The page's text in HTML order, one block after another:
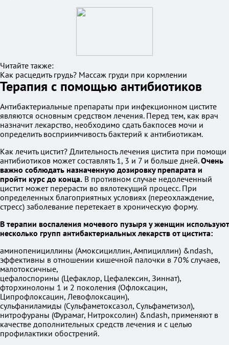
Читайте также:
Как расцедить грудь? Массаж груди при кормлении
Терапия с помощью антибиотиков
Антибактериальные препараты при инфекционном цистите
являются основным средством лечения. Перед тем, как врач
назначит лекарство, необходимо сдать бакпосев мочи и
определить восприимчивость бактерий к антибиотикам.
Как лечить цистит? Длительность лечения цистита при помощи
антибиотиков может составлять 1, 3 и 7 и больше дней.Очень
важно соблюдать назначенную дозировку препарата и
пройти курс до конца. В противном случае недолеченный
цистит может перерасти во вялотекущий процесс. При
определенных благоприятных условиях (переохлаждение,
стресс) заболевание перетекает в хроническую форму.
В терапии воспаления мочевого пузыря у женщин используют
несколько групп антибактериальных лекарств от цистита:
аминопенициллины (Амоксициллин, Ампициллин) &ndash,
эффективны в отношении кишечной палочки в 70% случаев,
малотоксичные,
цефалоспорины (Цефаклор, Цефалексин, Зиннат),
фторхинолоны 1 и 2 поколения (Офлоксацин,
Ципрофлоксацин, Левофлоксацин),
сульфаниламиды (Сульфаметоксазол, Сульфаметизол),
нитрофураны (Фурамаг, Нитроксолин) &ndash, применяют в
качестве дополнительных средств лечения и с целью
профилактики обострений.